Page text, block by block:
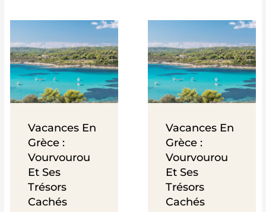
Vacances En
Grèce :
Vourvourou
Et Ses
Trésors
Cachés
Vacances En
Grèce :
Vourvourou
Et Ses
Trésors
Cachés